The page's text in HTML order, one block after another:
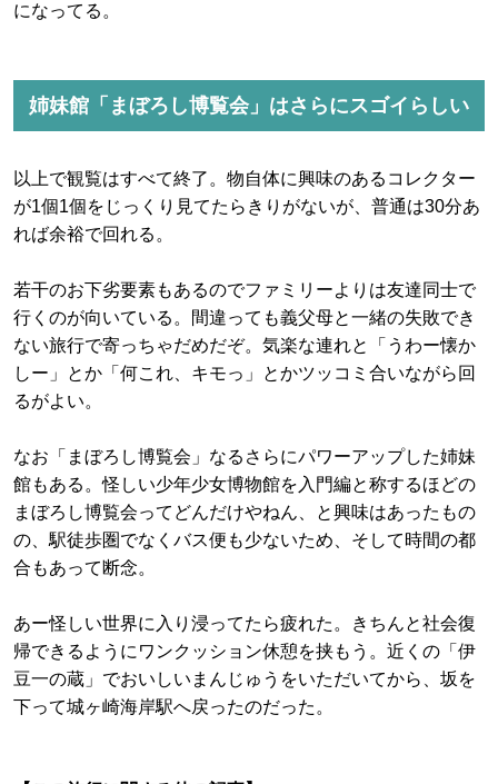
になってる。
姉妹館「まぼろし博覧会」はさらにスゴイらしい
以上で観覧はすべて終了。物自体に興味のあるコレクター
が1個1個をじっくり見てたらきりがないが、普通は30分あ
れば余裕で回れる。
若干のお下劣要素もあるのでファミリーよりは友達同士で
行くのが向いている。間違っても義父母と一緒の失敗でき
ない旅行で寄っちゃだめだぞ。気楽な連れと「うわー懐か
しー」とか「何これ、キモっ」とかツッコミ合いながら回
るがよい。
なお「まぼろし博覧会」なるさらにパワーアップした姉妹
館もある。怪しい少年少女博物館を入門編と称するほどの
まぼろし博覧会ってどんだけやねん、と興味はあったもの
の、駅徒歩圏でなくバス便も少ないため、そして時間の都
合もあって断念。
あー怪しい世界に入り浸ってたら疲れた。きちんと社会復
帰できるようにワンクッション休憩を挟もう。近くの「伊
豆一の蔵」でおいしいまんじゅうをいただいてから、坂を
下って城ヶ崎海岸駅へ戻ったのだった。